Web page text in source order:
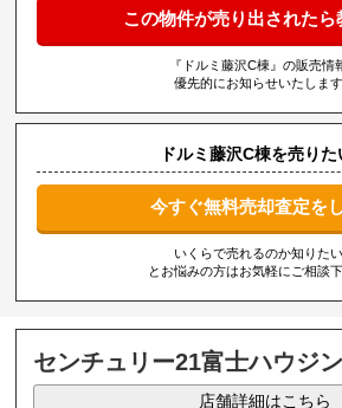
この物件が売り出されたら
『ドルミ藤沢C棟』の販売情
優先的にお知らせいたします
ドルミ藤沢C棟を売りた
今すぐ無料売却査定を
いくらで売れるのか知りたい
とお悩みの方はお気軽にご相談下
センチュリー21富士ハウジ
店舗詳細はこちら